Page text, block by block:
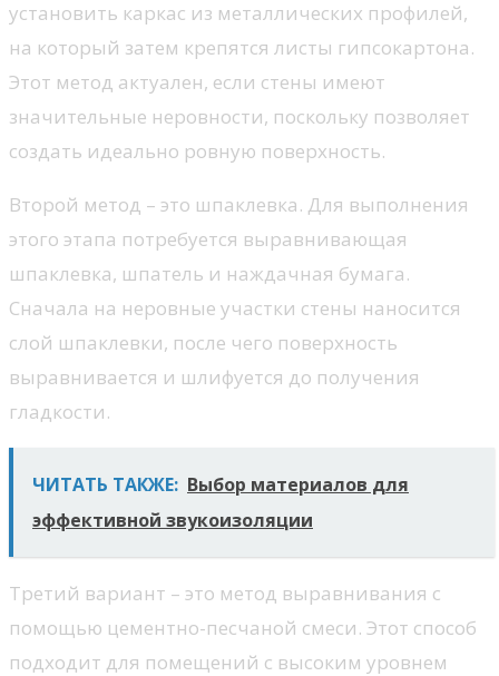
установить каркас из металлических профилей,
на который затем крепятся листы гипсокартона.
Этот метод актуален, если стены имеют
значительные неровности, поскольку позволяет
создать идеально ровную поверхность.
Второй метод – это шпаклевка. Для выполнения
этого этапа потребуется выравнивающая
шпаклевка, шпатель и наждачная бумага.
Сначала на неровные участки стены наносится
слой шпаклевки, после чего поверхность
выравнивается и шлифуется до получения
гладкости.
ЧИТАТЬ ТАКЖЕ: Выбор материалов для
эффективной звукоизоляции
Третий вариант – это метод выравнивания с
помощью цементно-песчаной смеси. Этот способ
подходит для помещений с высоким уровнем